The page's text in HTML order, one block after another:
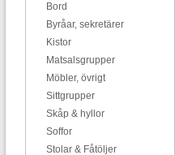
Bord
Byråar, sekretärer
Kistor
Matsalsgrupper
Möbler, övrigt
Sittgrupper
Skåp & hyllor
Soffor
Stolar & Fåtöljer